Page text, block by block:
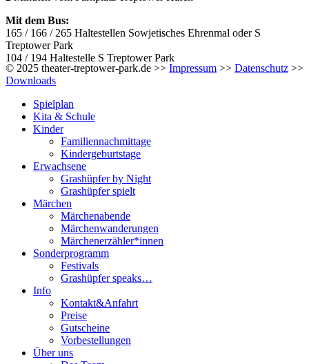
Mit dem Bus:
165 / 166 / 265 Haltestellen Sowjetisches Ehrenmal oder S
Treptower Park
104 / 194 Haltestelle S Treptower Park
© 2025 theater-treptower-park.de >> Impressum >> Datenschutz >>
Downloads
Spielplan
Kita & Schule
Kinder
Familiennachmittage
Kindergeburtstage
Erwachsene
Grashüpfer by Night
Grashüpfer spielt
Märchen
Märchenabende
Märchenwanderungen
Märchenerzähler*innen
Sonderprogramm
Festivals
Grashüpfer speaks…
Info
Kontakt&Anfahrt
Preise
Gutscheine
Vorbestellungen
Über uns